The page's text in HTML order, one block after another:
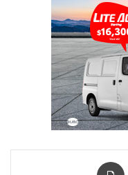
مشاركة عبر البريد